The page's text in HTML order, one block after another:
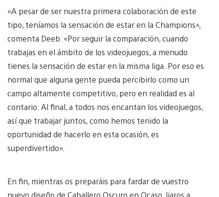
«A pesar de ser nuestra primera colaboración de este
tipo, teníamos la sensación de estar en la Champions»,
comenta Deeb. «Por seguir la comparación, cuando
trabajas en el ámbito de los videojuegos, a menudo
tienes la sensación de estar en la misma liga. Por eso es
normal que alguna gente pueda percibirlo como un
campo altamente competitivo, pero en realidad es al
contario. Al final, a todos nos encantan los videojuegos,
así que trabajar juntos, como hemos tenido la
oportunidad de hacerlo en esta ocasión, es
superdivertido».
En fin, mientras os preparáis para fardar de vuestro
nuevo diseño de Caballero Oscuro en Ocaso, liaros a